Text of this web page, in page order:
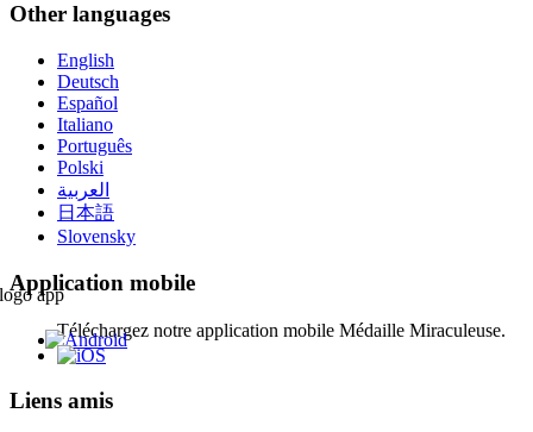
Other languages
English
Deutsch
Español
Italiano
Português
Polski
العربية
日本語
Slovensky
Application mobile
Téléchargez notre application mobile Médaille Miraculeuse.
Liens amis